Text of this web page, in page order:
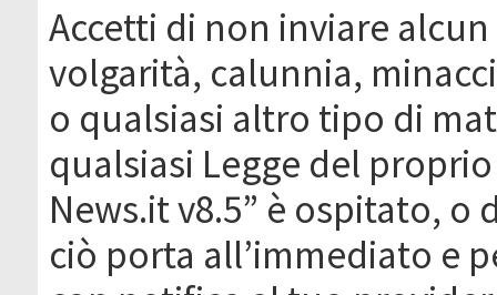
Accetti di non inviare
volgarità, calunnia,
o qualsiasi altro tipo di
qualsiasi Legge del
News.it v8.5” è ospitato, o
ciò porta all’immediato e